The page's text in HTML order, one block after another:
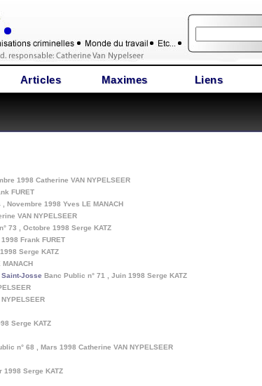
Articles Maximes Liens
1998 Catherine VAN NYPELSEER
FURET
Novembre 1998 Yves LE MANACH
VAN NYPELSEER
73 , Octobre 1998 Serge KATZ
Frank FURET
Serge KATZ
Josse Banc Public n° 71 , Juin 1998 Serge KATZ
Serge KATZ
n° 68 , Mars 1998 Catherine VAN NYPELSEER
1998 Serge KATZ